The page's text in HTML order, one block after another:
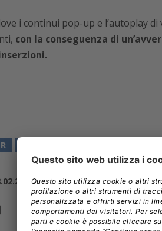
i continui pop-up e l’autoplay
con la conseguenza di